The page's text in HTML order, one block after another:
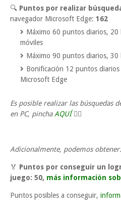
🔍 Puntos por realizar
navegador Microsoft Edge: 162
Máximo 60 puntos diarios, 20
móviles
Máximo 90 puntos diarios, 30
Bonificación 12 puntos
Microsoft Edge
Es posible realizar las búsquedas
en PC, pinchaAQUÍ 👈🏼
Adicionalmente, podemos obtener:
🏅 Puntos por conseguir un
juego: 50, más información
Puntos posibles a conseguir,